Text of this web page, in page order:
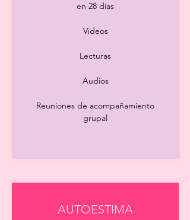
en 28 días
Videos
Lecturas
Audios
Reuniones de acompañamiento
grupal
AUTOESTIMA